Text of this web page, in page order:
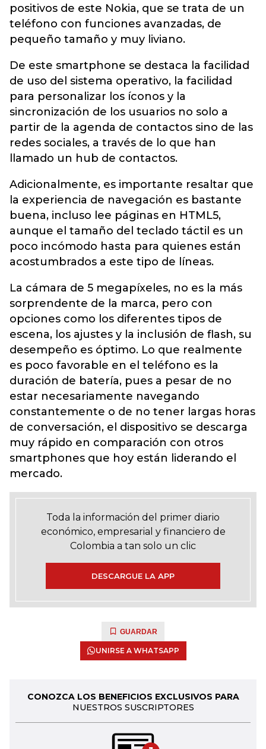
positivos de este Nokia, que se trata de un
teléfono con funciones avanzadas, de
pequeño tamaño y muy liviano.
De este smartphone se destaca la facilidad
de uso del sistema operativo, la facilidad
para personalizar los íconos y la
sincronización de los usuarios no solo a
partir de la agenda de contactos sino de las
redes sociales, a través de lo que han
llamado un hub de contactos.
Adicionalmente, es importante resaltar que
la experiencia de navegación es bastante
buena, incluso lee páginas en HTML5,
aunque el tamaño del teclado táctil es un
poco incómodo hasta para quienes están
acostumbrados a este tipo de líneas.
La cámara de 5 megapíxeles, no es la más
sorprendente de la marca, pero con
opciones como los diferentes tipos de
escena, los ajustes y la inclusión de flash, su
desempeño es óptimo. Lo que realmente
es poco favorable en el teléfono es la
duración de batería, pues a pesar de no
estar necesariamente navegando
constantemente o de no tener largas horas
de conversación, el dispositivo se descarga
muy rápido en comparación con otros
smartphones que hoy están liderando el
mercado.
Toda la información del primer diario
económico, empresarial y financiero de
Colombia a tan solo un clic
DESCARGUE LA APP
GUARDAR
UNIRSE A WHATSAPP
CONOZCA LOS BENEFICIOS EXCLUSIVOS PARA
NUESTROS SUSCRIPTORES